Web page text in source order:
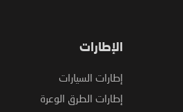
الإطارات
إطارات السيارات
إطارات الطرق الوعرة